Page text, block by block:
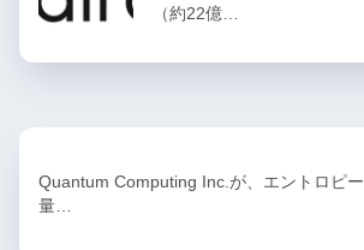
（約22億…
Quantum Computing Inc.が、エントロピー
量…